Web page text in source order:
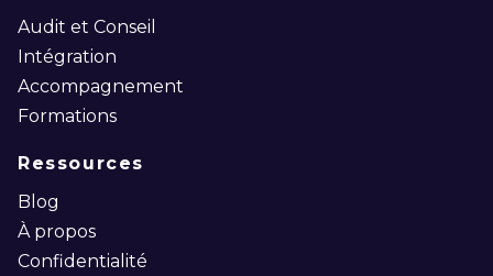
Audit et Conseil
Intégration
Accompagnement
Formations
Ressources
Blog
À propos
Confidentialité